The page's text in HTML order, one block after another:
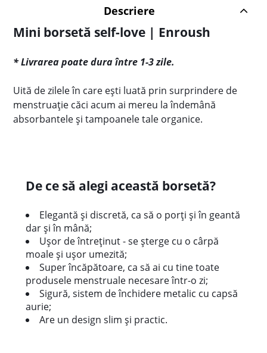
Descriere
Mini borsetă self-love | Enroush
* Livrarea poate dura între 1-3 zile.
Uită de zilele în care ești luată prin surprindere de
menstruație căci acum ai mereu la îndemână
absorbantele și tampoanele tale organice.
De ce să alegi această borsetă?
Elegantă și discretă, ca să o porți și în geantă
dar și în mână;
Ușor de întreținut - se șterge cu o cârpă
moale și ușor umezită;
Super încăpătoare, ca să ai cu tine toate
produsele menstruale necesare într-o zi;
Sigură, sistem de închidere metalic cu capsă
aurie;
Are un design slim și practic.